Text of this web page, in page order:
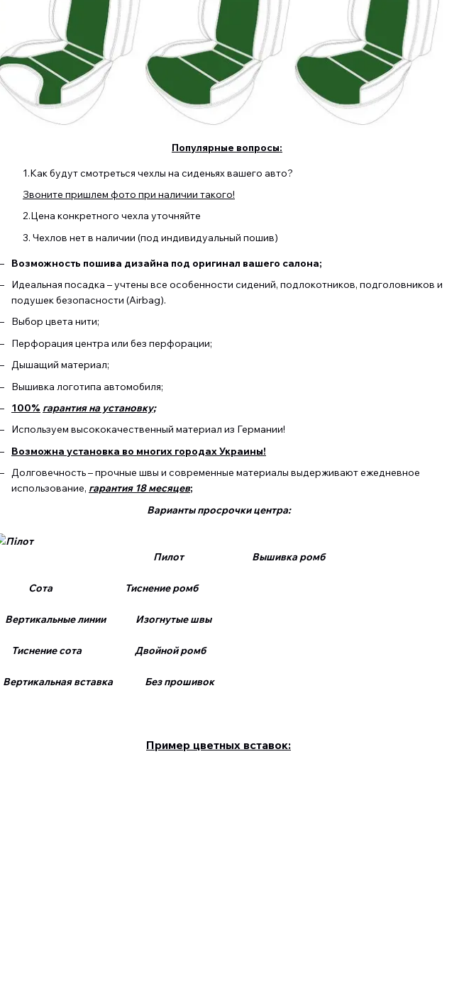
Популярные вопросы:
1.Как будут смотреться чехлы на сиденьях вашего авто?
Звоните пришлем фото при наличии такого!
2.Цена конкретного чехла уточняйте
3. Чехлов нет в наличии (под индивидуальный пошив)
Возможность пошива дизайна под оригинал вашего салона;
Идеальная посадка – учтены все особенности сидений, подлокотников, подголовников и
подушек безопасности (Airbag).
Выбор цвета нити;
Перфорация центра или без перфорации;
Дышащий материал;
Вышивка логотипа автомобиля;
100% гарантия на установку;
Используем высококачественный материал из Германии!
Возможна установка во многих городах Украины!
Долговечность – прочные швы и современные материалы выдерживают ежедневное
использование, гарантия 18 месяцев;
Варианты просрочки центра:
Пилот Вышивка ромб
Сота Тиснение ромб
Вертикальные линии Изогнутые швы
Тиснение сота Двойной ромб
Вертикальная вставка Без прошивок
Пример цветных вставок: